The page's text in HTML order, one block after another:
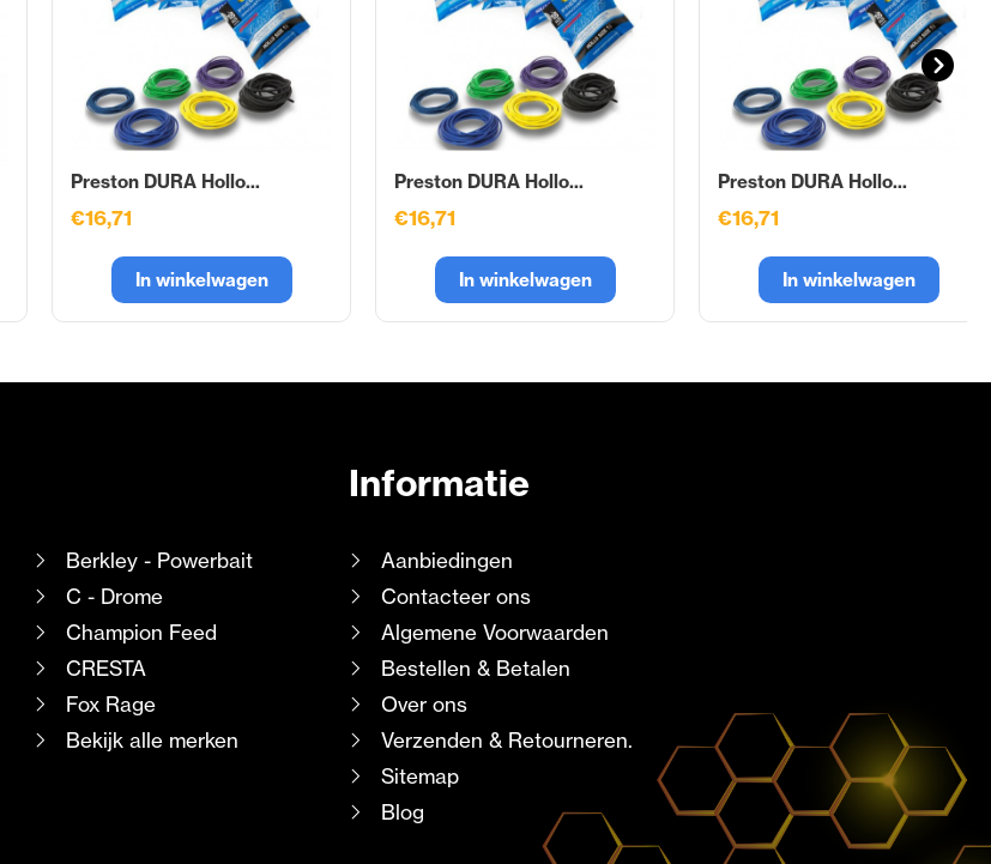
Preston DURA Hollo...
€16,71
In winkelwagen
Preston DURA Hollo...
€16,71
In winkelwagen
Preston DURA Hollo...
€16,71
In winkelwagen
Berkley - Powerbait
C - Drome
Champion Feed
CRESTA
Fox Rage
Bekijk alle merken
Informatie
Aanbiedingen
Contacteer ons
Algemene Voorwaarden
Bestellen & Betalen
Over ons
Verzenden & Retourneren.
Sitemap
Blog